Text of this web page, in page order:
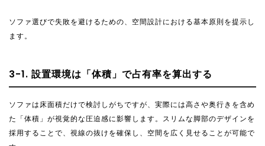
ソファ選びで失敗を避けるための、空間設計における基本原則を提示し
ます。
3-1. 設置環境は「体積」で占有率を算出する
ソファは床面積だけで検討しがちですが、実際には高さや奥行きを含め
た「体積」が視覚的な圧迫感に影響します。スリムな脚部のデザインを
採用することで、視線の抜けを確保し、空間を広く見せることが可能で